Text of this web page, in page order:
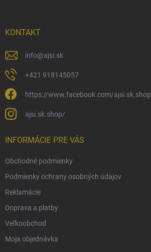
KONTAKT
info@ajsi.sk
+421 918145057
https://www.facebook.com/ajsi.sk.shop
ajsi.sk.shop/
INFORMÁCIE PRE VÁS
Obchodné podmienky
Podmienky ochrany osobných údajov
Reklamácie
Doprava a platby
Veľkoobchod
Moja objednávka